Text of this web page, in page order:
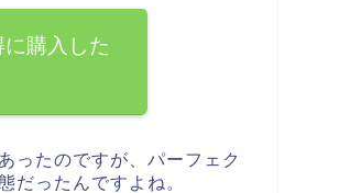
購入した
ったのですが、パーフェク
だったんですよね。